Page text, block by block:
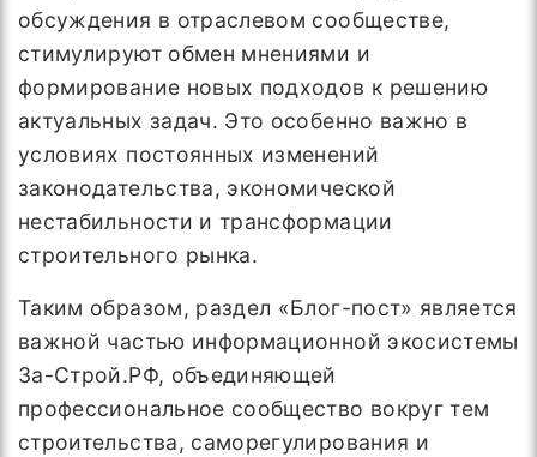
обсуждения в отраслевом сообществе,
стимулируют обмен мнениями и
формирование новых подходов к решению
актуальных задач. Это особенно важно в
условиях постоянных изменений
законодательства, экономической
нестабильности и трансформации
строительного рынка.
Таким образом, раздел «Блог-пост» является
важной частью информационной экосистемы
За-Строй.РФ, объединяющей
профессиональное сообщество вокруг тем
строительства, саморегулирования и